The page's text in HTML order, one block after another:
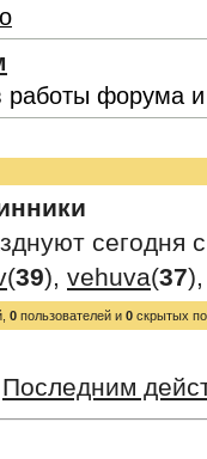
форума и
сегодня
(39), vehuva(37
0 пользователей и 0 скрытых
Последним